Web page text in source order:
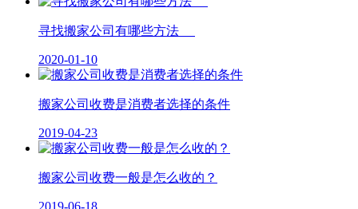
寻找搬家公司有哪些方法
2020-01-10
搬家公司收费是消费者选择的条件
2019-04-23
搬家公司收费一般是怎么收的？
2019-06-18